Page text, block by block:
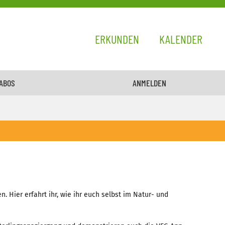
ERKUNDEN KALENDER
ANMELDEN
Hier erfahrt ihr, wie ihr euch selbst im Natur- und